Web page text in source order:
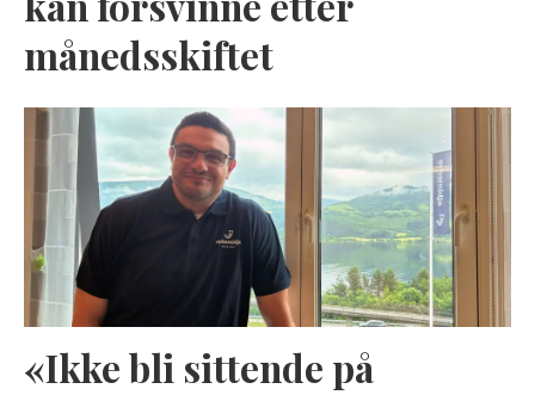
månedsskiftet
«Ikke bli sittende på